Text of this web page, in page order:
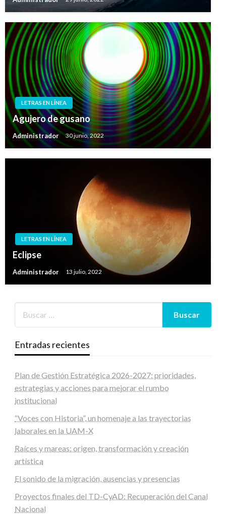
LETRAS EN LÍNEA
Agujero de gusano
Administrador 30 junio, 2022
LETRAS EN LÍNEA
Eclipse
Administrador 13 julio, 2022
Entradas recientes
Plan de Gestión Estratégica 2026-2027: prioridades,
estrategias y acciones para mejorar el rumbo
institucional
“Voces con Historia”, un homenaje a las trayectorias
laborales en la UAM-X
Raíces y mareas: origen, transformación y creación
artística
El sonido de la migración, ausencias y presencias
Proyectos finales del TD-CyAD: Recuperación del Canal
Nacional